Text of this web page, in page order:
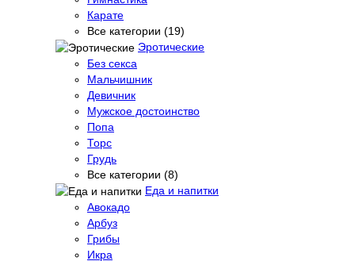
Карате
Все категории (19)
Эротические
Без секса
Мальчишник
Девичник
Мужское достоинство
Попа
Торс
Грудь
Все категории (8)
Еда и напитки
Авокадо
Арбуз
Грибы
Икра